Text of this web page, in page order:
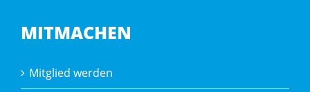
MITMACHEN
Mitglied werden